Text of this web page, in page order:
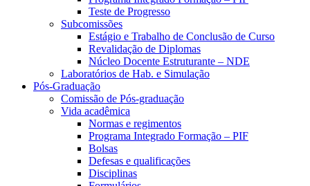
Teste de Progresso
Subcomissões
Estágio e Trabalho de Conclusão de Curso
Revalidação de Diplomas
Núcleo Docente Estruturante – NDE
Laboratórios de Hab. e Simulação
Pós-Graduação
Comissão de Pós-graduação
Vida acadêmica
Normas e regimentos
Programa Integrado Formação – PIF
Bolsas
Defesas e qualificações
Disciplinas